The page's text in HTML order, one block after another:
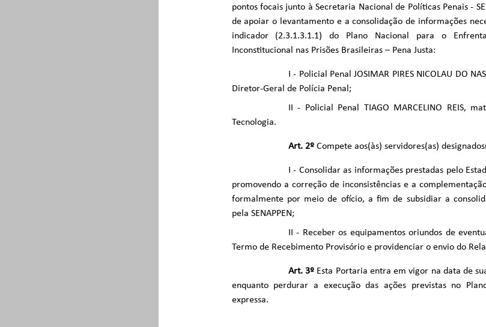
pontos focais junto à Secretaria Nacional de Políticas Penais -
de apoiar o levantamento e a consolidação de informações
indicador (2.3.1.3.1.1) do Plano Nacional para o
Inconstitucional nas Prisões Brasileiras – Pena Justa:
I - Policial Penal JOSIMAR PIRES NICOLAU DO
Diretor-Geral de Polícia Penal;
II - Policial Penal TIAGO MARCELINO REIS,
Tecnologia.
Art. 2ºCompete aos(às) servidores(as)
I - Consolidar as informações prestadas pelo
promovendo a correção de inconsistências e a
formalmente por meio de ofício, a fim de subsidiar a
pela SENAPPEN;
II - Receber os equipamentos oriundos de
Termo de Recebimento Provisório e providenciar o envio do
Art. 3º Esta Portaria entra em vigor na data de
enquanto perdurar a execução das ações previstas no
expressa.